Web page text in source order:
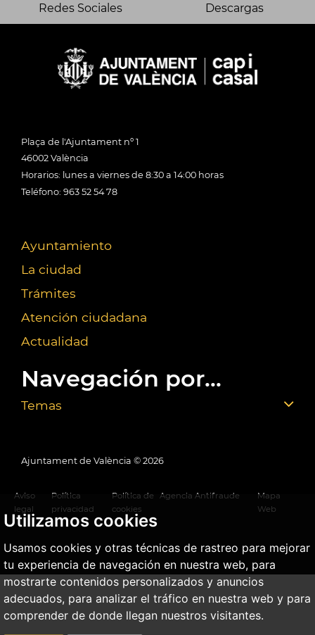
Utilizamos cookies
Usamos cookies y otras técnicas de rastreo para mejorar
tu experiencia de navegación en nuestra web, para
mostrarte contenidos personalizados y anuncios
adecuados, para analizar el tráfico en nuestra web y para
comprender de donde llegan nuestros visitantes.
Redes Sociales Descargas
Plaça de l'Ajuntament nº 1
46002 València
Horarios: lunes a viernes de 8:30 a 14:00 horas
Teléfono: 963 52 54 78
Ayuntamiento
La ciudad
Trámites
Atención ciudadana
Actualidad
Navegación por...
Temas
Ajuntament de València © 2026
Aviso
legal
Política
privacidad
Política de
cookies
Agencia Antifraude
Mapa
Web